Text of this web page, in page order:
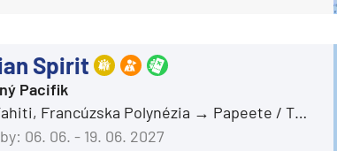
Spirit
Pacifik
Francúzska Polynézia
Papeete / Tahiti, Francúzska Polynézia
06. 06. - 19. 06. 2027